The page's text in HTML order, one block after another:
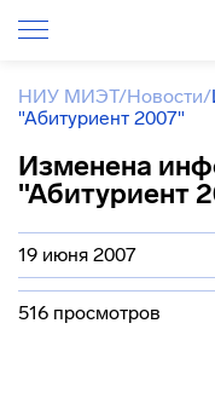
НИУ МИЭТ/Новости/
"Абитуриент 2007"
Изменена
"Абитуриент
19 июня 2007
516 просмотров